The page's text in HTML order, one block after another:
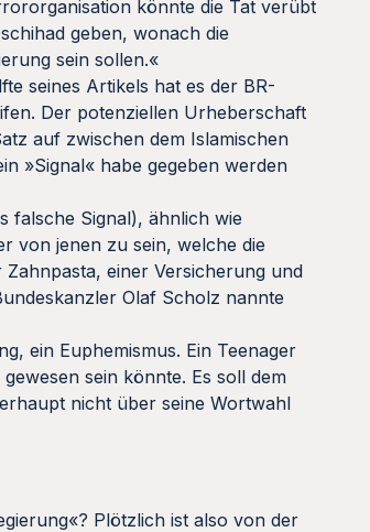
könnte die Tat verübt
geben, wonach die
sein sollen.«
seines Artikels hat es der BR-
Der potenziellen Urheberschaft
auf zwischen dem Islamischen
»Signal« habe gegeben werden
falsche Signal), ähnlich wie
von jenen zu sein, welche die
einer Versicherung und
Olaf Scholz nannte
ein Euphemismus. Ein Teenager
sein könnte. Es soll dem
nicht über seine Wortwahl
Plötzlich ist also von der